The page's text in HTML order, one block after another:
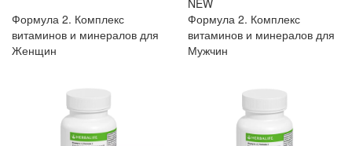
Формула 2. Комплекс
витаминов и минералов для
Женщин
Формула 2. Комплекс
витаминов и минералов для
Мужчин